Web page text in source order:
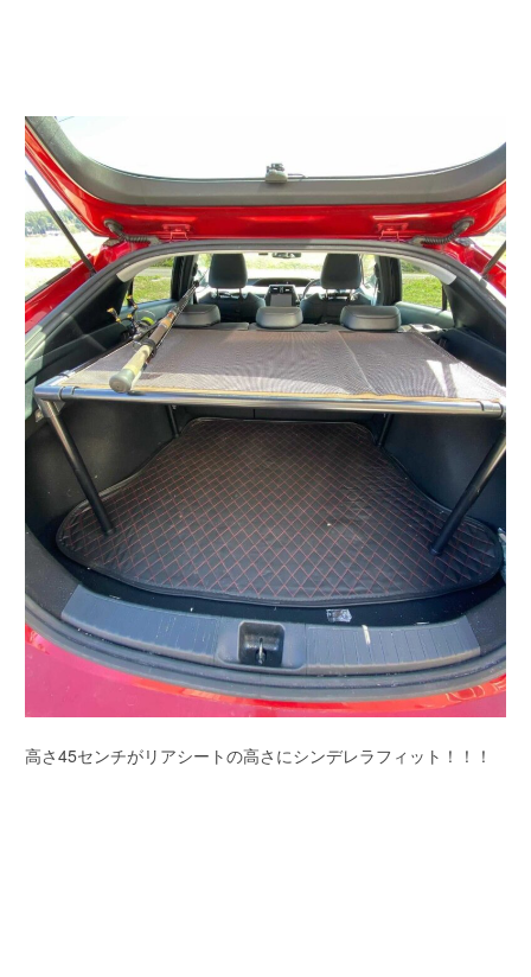
高さ45センチがリアシートの高さにシンデレラフィット！！！